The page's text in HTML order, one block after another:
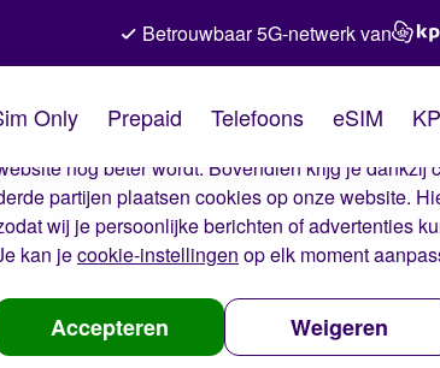
De cookies van Simyo
Wij gebruiken cookies op onze website. Met deze
nog beter wordt. Bovendien krijg je dankzij
partijen plaatsen cookies op onze website.
wij je persoonlijke berichten of advertenties
kan jecookie-instellingen op elk moment
Accepteren Weigeren
Betrouwbaar 5G-netwerk van
Only Prepaid Telefoons eSIM
betalen